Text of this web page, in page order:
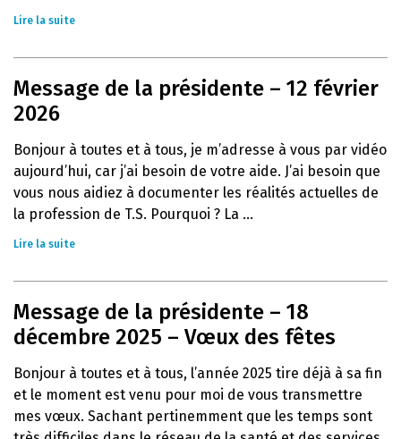
Lire la suite
Message de la présidente – 12 février
2026
Bonjour à toutes et à tous, je m’adresse à vous par vidéo
aujourd’hui, car j’ai besoin de votre aide. J’ai besoin que
vous nous aidiez à documenter les réalités actuelles de
la profession de T.S. Pourquoi ? La ...
Lire la suite
Message de la présidente – 18
décembre 2025 – Vœux des fêtes
Bonjour à toutes et à tous, l’année 2025 tire déjà à sa fin
et le moment est venu pour moi de vous transmettre
mes vœux. Sachant pertinemment que les temps sont